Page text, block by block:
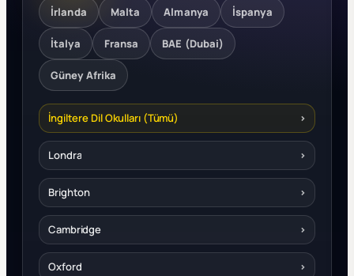
İrlanda Malta Almanya İspanya
İtalya Fransa BAE (Dubai)
Güney Afrika
İngiltere Dil Okulları (Tümü) ›
Londra ›
Brighton ›
Cambridge ›
Oxford ›